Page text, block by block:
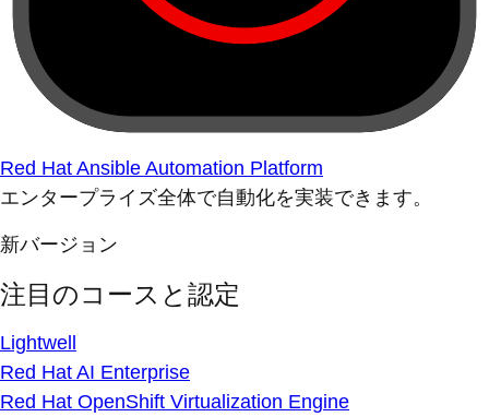
Red Hat Ansible Automation Platform
エンタープライズ全体で自動化を実装できます。
新バージョン
注目のコースと認定
Lightwell
Red Hat AI Enterprise
Red Hat OpenShift Virtualization Engine